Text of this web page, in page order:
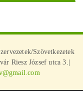
Szövetkezetek
Riesz József utca 3.|